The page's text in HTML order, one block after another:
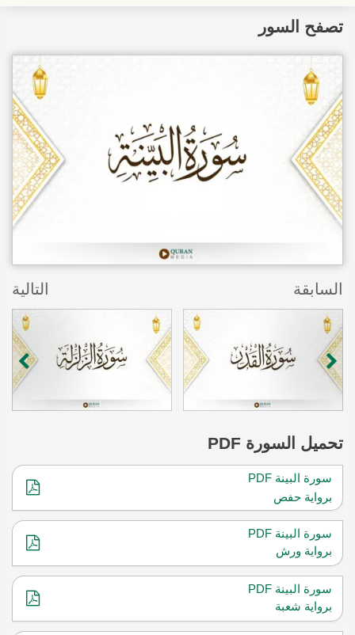
تصفح السور
السابقة التالية
تحميل السورة PDF
سورة البينة PDF
برواية حفص
سورة البينة PDF
برواية ورش
سورة البينة PDF
برواية شعبة